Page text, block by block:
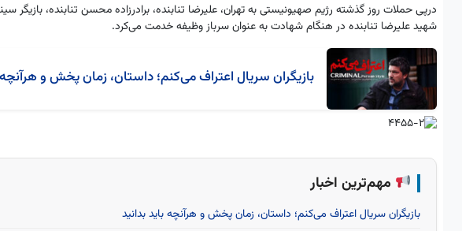
درپی حملات روز گذشته رژیم صهیونیستی به تهران، علیرضا تنابنده، برادرزاده محسن تنابنده، بازیگر
شهید علیرضا تنابنده در هنگام شهادت به عنوان سرباز وظیفه خدمت می‌کرد.
بازیگران سریال اعتراف می‌کنم؛ داستان، زمان پخش و هرآنچه
مهم‌ترین اخبار
بازیگران سریال اعتراف می‌کنم؛ داستان، زمان پخش و هرآنچه باید بدانید